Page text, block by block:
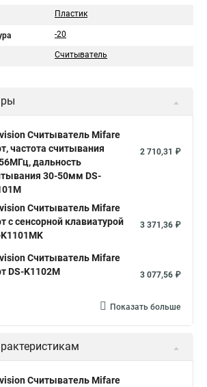
Пластик
-20
Считыватель
Считыватель Mifare
частота считывания
дальность
30-50мм DS-
2 710,31 ₽
Считыватель Mifare
с сенсорной клавиатурой
3 371,36 ₽
Считыватель Mifare
DS-K1102M
3 077,56 ₽
Показать больше
Считыватель Mifare